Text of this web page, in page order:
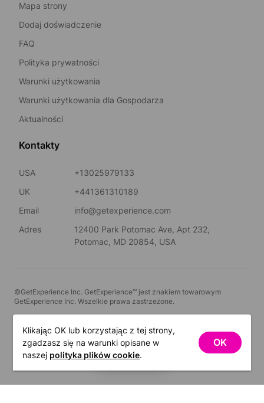
FILTRY
Mapa strony
Dodaj doświadczenie
FAQ
Polityka prywatności
Warunki użytkowania
Warunki użytkowania dla Gospodarza
Aktualności
Kontakty
USA
+13025979133
UK
+441361310189
Email
info@getexperience.com
Adres
12400 Park Potomac Ave, Apt 232,
Potomac, MD 20854, USA
©GetExperience Inc. GetExperience™ jest znakiem towarowym
GetExperience Inc. Wszelkie prawa zastrzeżone.
Polski
Klikając OK lub korzystając z tej strony,
zgadzasz się na warunki opisane w
naszej polityka plików cookie.
OK